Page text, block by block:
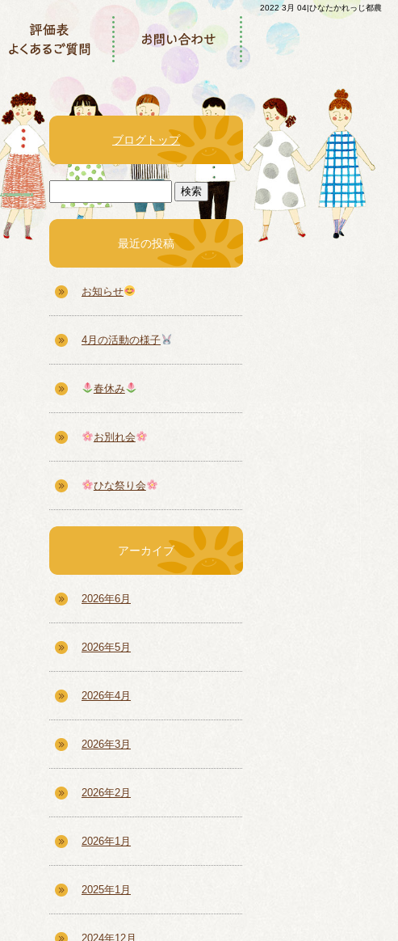
2022 3月 04|ひなたかれっじ都農
ブログトップ
最近の投稿
お知らせ
4月の活動の様子
春休み
お別れ会
ひな祭り会
アーカイブ
2026年6月
2026年5月
2026年4月
2026年3月
2026年2月
2026年1月
2025年1月
2024年12月